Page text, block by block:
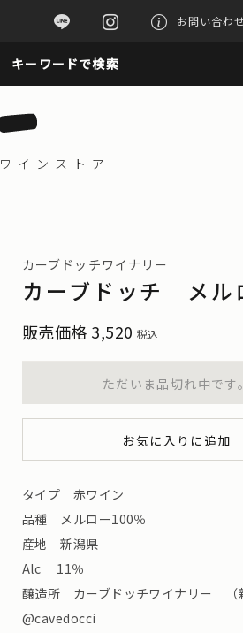
お問い合わ
キーワードで検索
ワインストア
カーブドッチワイナリー
カーブドッチ メル
販売価格 3,520 税込
ただいま品切れ中です。
お気に入りに追加
タイプ 赤ワイン
品種 メルロー100％
産地 新潟県
Alc 11％
醸造所 カーブドッチワイナリー （
@cavedocci